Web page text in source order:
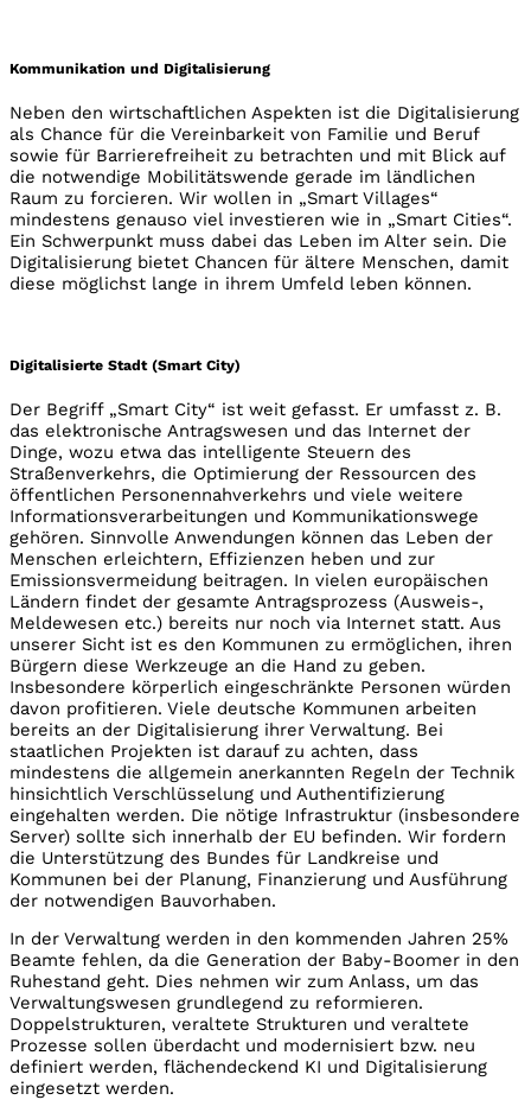
Kommunikation und Digitalisierung
Neben den wirtschaftlichen Aspekten ist die Digitalisierung
als Chance für die Vereinbarkeit von Familie und Beruf
sowie für Barrierefreiheit zu betrachten und mit Blick auf
die notwendige Mobilitätswende gerade im ländlichen
Raum zu forcieren. Wir wollen in „Smart Villages“
mindestens genauso viel investieren wie in „Smart Cities“.
Ein Schwerpunkt muss dabei das Leben im Alter sein. Die
Digitalisierung bietet Chancen für ältere Menschen, damit
diese möglichst lange in ihrem Umfeld leben können.
Digitalisierte Stadt (Smart City)
Der Begriff „Smart City“ ist weit gefasst. Er umfasst z. B.
das elektronische Antragswesen und das Internet der
Dinge, wozu etwa das intelligente Steuern des
Straßenverkehrs, die Optimierung der Ressourcen des
öffentlichen Personennahverkehrs und viele weitere
Informationsverarbeitungen und Kommunikationswege
gehören. Sinnvolle Anwendungen können das Leben der
Menschen erleichtern, Effizienzen heben und zur
Emissionsvermeidung beitragen. In vielen europäischen
Ländern findet der gesamte Antragsprozess (Ausweis-,
Meldewesen etc.) bereits nur noch via Internet statt. Aus
unserer Sicht ist es den Kommunen zu ermöglichen, ihren
Bürgern diese Werkzeuge an die Hand zu geben.
Insbesondere körperlich eingeschränkte Personen würden
davon profitieren. Viele deutsche Kommunen arbeiten
bereits an der Digitalisierung ihrer Verwaltung. Bei
staatlichen Projekten ist darauf zu achten, dass
mindestens die allgemein anerkannten Regeln der Technik
hinsichtlich Verschlüsselung und Authentifizierung
eingehalten werden. Die nötige Infrastruktur (insbesondere
Server) sollte sich innerhalb der EU befinden. Wir fordern
die Unterstützung des Bundes für Landkreise und
Kommunen bei der Planung, Finanzierung und Ausführung
der notwendigen Bauvorhaben.
In der Verwaltung werden in den kommenden Jahren 25%
Beamte fehlen, da die Generation der Baby-Boomer in den
Ruhestand geht. Dies nehmen wir zum Anlass, um das
Verwaltungswesen grundlegend zu reformieren.
Doppelstrukturen, veraltete Strukturen und veraltete
Prozesse sollen überdacht und modernisiert bzw. neu
definiert werden, flächendeckend KI und Digitalisierung
eingesetzt werden.